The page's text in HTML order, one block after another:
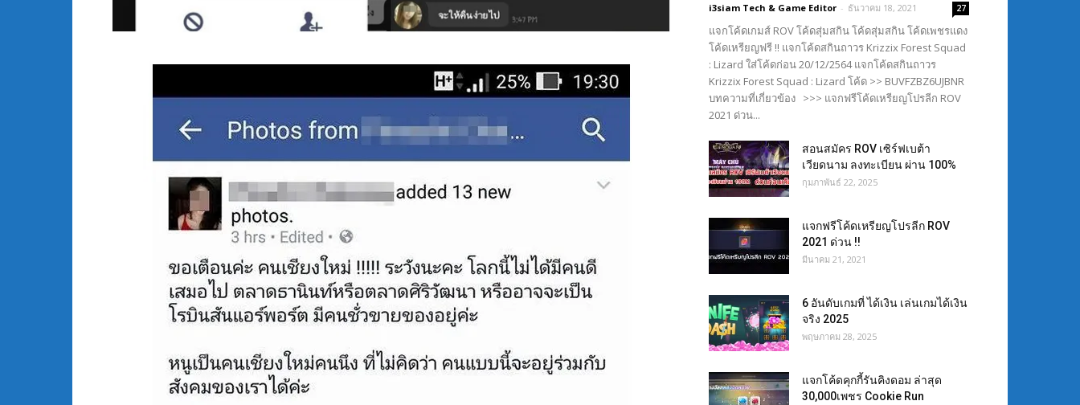
i3siam Tech & Game Editor - ธันวาคม 18, 2021 27
แจกโค้ดเกมส์ ROV โค้ดสุ่มสกิน โค้ดสุ่มสกิน โค้ดเพชรแดง
โค้ดเหรียญฟรี !! แจกโค้ดสกินถาวร Krizzix Forest Squad
: Lizard ใส่โค้ดก่อน 20/12/2564 แจกโค้ดสกินถาวร
Krizzix Forest Squad : Lizard โค้ด >> BUVFZBZ6UJBNR
บทความที่เกี่ยวข้อง >>> แจกฟรีโค้ดเหรียญโปรลีก ROV
2021 ด่วน...
สอนสมัคร ROV เซิร์ฟเบต้า
เวียดนาม ลงทะเบียน ผ่าน 100%
กุมภาพันธ์ 22, 2025
แจกฟรีโค้ดเหรียญโปรลีก ROV
2021 ด่วน !!
มีนาคม 21, 2021
6 อันดับเกมที่ ได้เงิน เล่นเกมได้เงิน
จริง 2025
พฤษภาคม 28, 2025
แจกโค้ดคุกกี้รันคิงดอม ล่าสุด
30,000เพชร Cookie Run